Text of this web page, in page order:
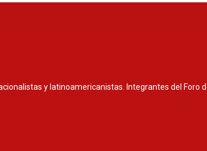
y latinoamericanistas. Integrantes del Foro